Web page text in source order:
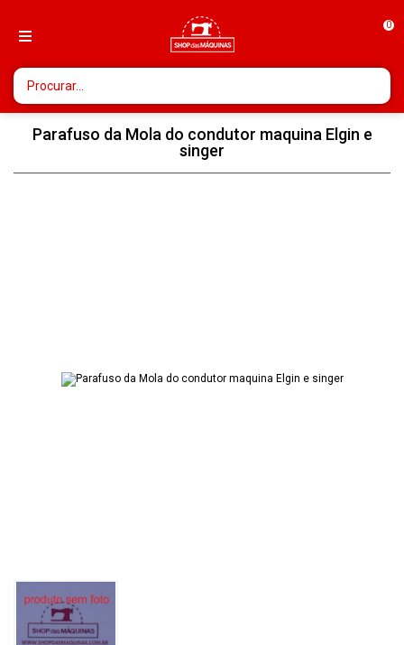
0
Parafuso da Mola do condutor maquina Elgin e
singer